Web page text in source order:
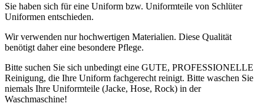
Sie haben sich für eine Uniform bzw. Uniformteile von Schlüter
Uniformen entschieden.
Wir verwenden nur hochwertigen Materialien. Diese Qualität
benötigt daher eine besondere Pflege.
Bitte suchen Sie sich unbedingt eine GUTE, PROFESSIONELLE
Reinigung, die Ihre Uniform fachgerecht reinigt. Bitte waschen Sie
niemals Ihre Uniformteile (Jacke, Hose, Rock) in der
Waschmaschine!